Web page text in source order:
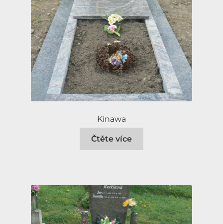
Kinawa
Čtěte více